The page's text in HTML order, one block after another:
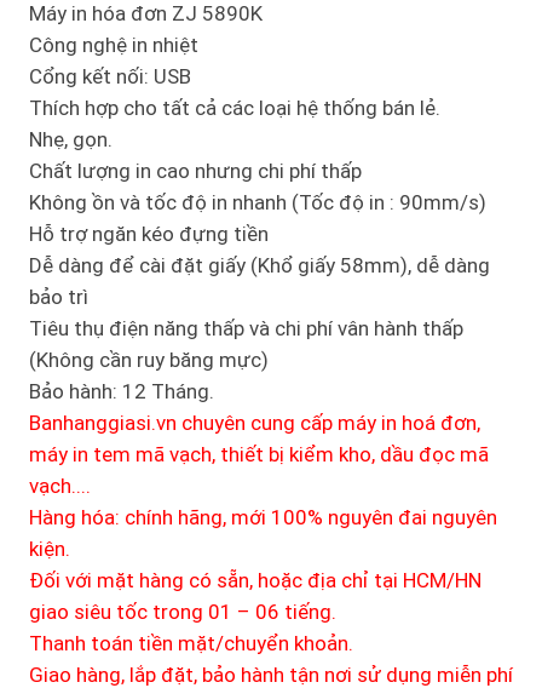
Máy in hóa đơn ZJ 5890K
Công nghệ in nhiệt
Cổng kết nối: USB
Thích hợp cho tất cả các loại hệ thống bán lẻ.
Nhẹ, gọn.
Chất lượng in cao nhưng chi phí thấp
Không ồn và tốc độ in nhanh (Tốc độ in : 90mm/s)
Hỗ trợ ngăn kéo đựng tiền
Dễ dàng để cài đặt giấy (Khổ giấy 58mm), dễ dàng
bảo trì
Tiêu thụ điện năng thấp và chi phí vân hành thấp
(Không cần ruy băng mực)
Bảo hành: 12 Tháng.
Banhanggiasi.vn chuyên cung cấp máy in hoá đơn,
máy in tem mã vạch, thiết bị kiểm kho, dầu đọc mã
vạch....
Hàng hóa: chính hãng, mới 100% nguyên đai nguyên
kiện.
Đối với mặt hàng có sẵn, hoặc địa chỉ tại HCM/HN
giao siêu tốc trong 01 – 06 tiếng.
Thanh toán tiền mặt/chuyển khoản.
Giao hàng, lắp đặt, bảo hành tận nơi sử dụng miễn phí